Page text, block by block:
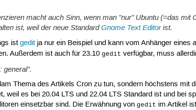
macht auch Sinn, wenn man "nur" Ubuntu (=das
ist, weil der neue StandardGnome Text Editorist.
ist geditja nur ein Beispiel und kann vom Anhänger eines
Außerdem ist auch für 23.10 gedit verfügbar, muss
general".
Thema des Artikels Cron zu tun, sondern höchstens mit
weil es bei 20.04 LTS und 22.04 LTS Standard ist und bei
einsetzbar sind. Die Erwähnung von gedit im Artikel